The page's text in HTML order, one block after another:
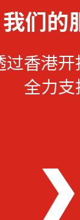
我们的
过香港
全力支